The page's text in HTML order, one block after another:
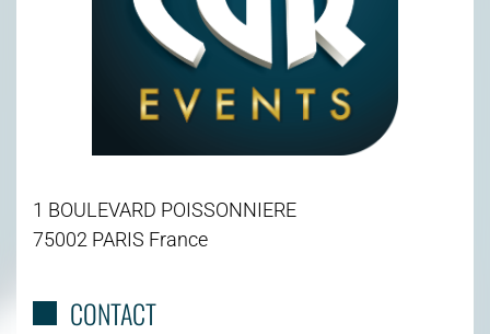
1 BOULEVARD POISSONNIERE
75002 PARIS France
CONTACT